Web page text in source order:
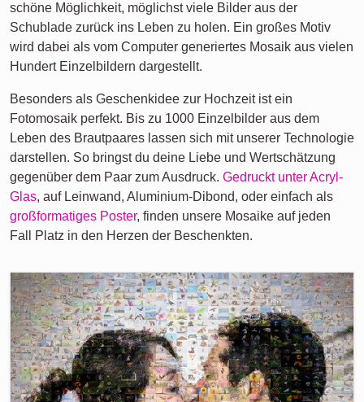
schöne Möglichkeit, möglichst viele Bilder aus der
Schublade zurück ins Leben zu holen. Ein großes Motiv
wird dabei als vom Computer generiertes Mosaik aus vielen
Hundert Einzelbildern dargestellt.
Besonders als Geschenkidee zur Hochzeit ist ein
Fotomosaik perfekt. Bis zu 1000 Einzelbilder aus dem
Leben des Brautpaares lassen sich mit unserer Technologie
darstellen. So bringst du deine Liebe und Wertschätzung
gegenüber dem Paar zum Ausdruck. Gedruckt unter Acryl-
Glas, auf Leinwand, Aluminium-Dibond, oder einfach als
großformatiges Poster, finden unsere Mosaike auf jeden
Fall Platz in den Herzen der Beschenkten.